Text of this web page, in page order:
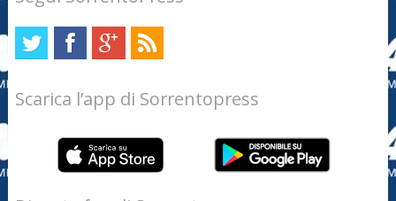
Scarica l’app di Sorrentopress